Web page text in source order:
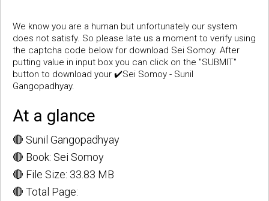
We know you are a human but unfortunately our system
does not satisfy. So please late us a moment to verify using
the captcha code below for download Sei Somoy. After
putting value in input box you can click on the "SUBMIT"
button to download your ✔️Sei Somoy - Sunil
Gangopadhyay.
At a glance
🔴 Sunil Gangopadhyay
🔴 Book: Sei Somoy
🔴 File Size: 33.83 MB
🔴 Total Page: